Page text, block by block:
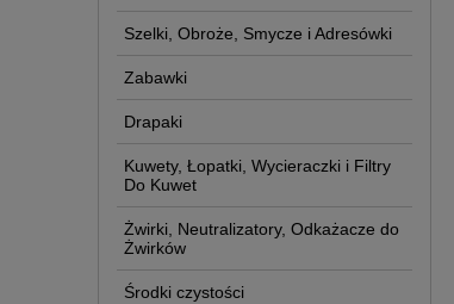
Szelki, Obroże, Smycze i Adresówki
Zabawki
Drapaki
Kuwety, Łopatki, Wycieraczki i Filtry
Do Kuwet
Żwirki, Neutralizatory, Odkażacze do
Żwirków
Środki czystości